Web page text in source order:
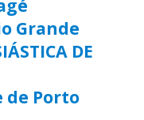
Grande
DE
de Porto